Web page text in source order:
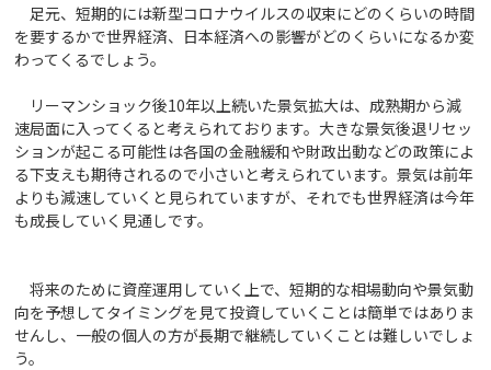
足元、短期的には新型コロナウイルスの収束にどのくらいの時間
を要するかで世界経済、日本経済への影響がどのくらいになるか変
わってくるでしょう。
リーマンショック後10年以上続いた景気拡大は、成熟期から減
速局面に入ってくると考えられております。大きな景気後退リセッ
ションが起こる可能性は各国の金融緩和や財政出動などの政策によ
る下支えも期待されるので小さいと考えられています。景気は前年
よりも減速していくと見られていますが、それでも世界経済は今年
も成長していく見通しです。
将来のために資産運用していく上で、短期的な相場動向や景気動
向を予想してタイミングを見て投資していくことは簡単ではありま
せんし、一般の個人の方が長期で継続していくことは難しいでしょ
う。